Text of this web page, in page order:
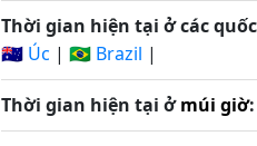
Thời gian hiện tại ở các
🇦🇺 Úc | 🇧🇷 Brazil |
Thời gian hiện tại ởmúi giờ: